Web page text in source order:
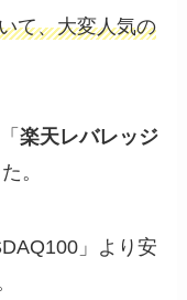
て、大変人気の
楽天レバレッジ
。
」より安